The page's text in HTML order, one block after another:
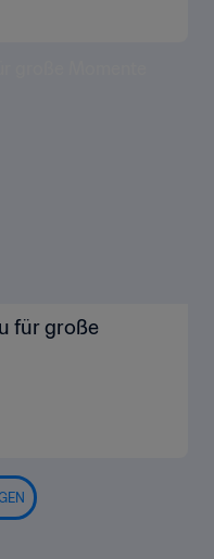
für große